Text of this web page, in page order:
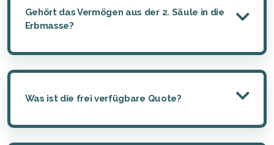
Gehört das Vermögen aus der 2. Säule in die
Erbmasse?
Was ist die frei verfügbare Quote?